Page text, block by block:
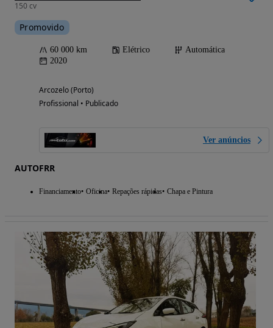
150 cv
Promovido
60 000 km Elétrico
Automática
2020
Arcozelo (Porto)
Profissional • Publicado
Ver anúncios
AUTOFRR
Financiamento Oficina Repações rápidas Chapa e Pintura